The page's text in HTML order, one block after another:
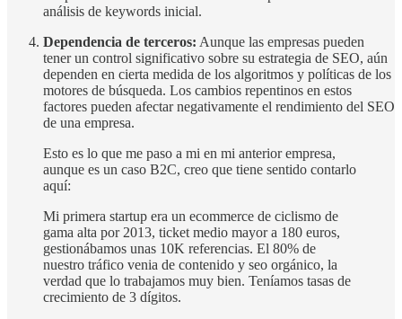
análisis de keywords inicial.
Dependencia de terceros: Aunque las empresas pueden
tener un control significativo sobre su estrategia de SEO, aún
dependen en cierta medida de los algoritmos y políticas de los
motores de búsqueda. Los cambios repentinos en estos
factores pueden afectar negativamente el rendimiento del SEO
de una empresa.
Esto es lo que me paso a mi en mi anterior empresa,
aunque es un caso B2C, creo que tiene sentido contarlo
aquí:
Mi primera startup era un ecommerce de ciclismo de
gama alta por 2013, ticket medio mayor a 180 euros,
gestionábamos unas 10K referencias. El 80% de
nuestro tráfico venia de contenido y seo orgánico, la
verdad que lo trabajamos muy bien. Teníamos tasas de
crecimiento de 3 dígitos.